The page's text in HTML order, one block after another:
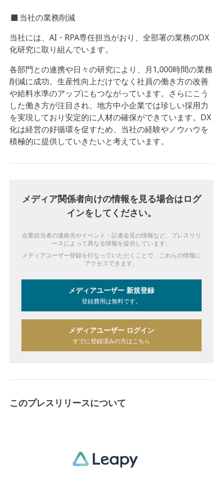
◼︎当社の業務削減
当社には、AI・RPA専任担当がおり、全部署の業務のDX
化研究に取り組んでいます。
各部門との連携や日々の研究により、月1,000時間の業務
削減に成功。生産性向上だけでなく社員の働き方の改善
や給料水準のアップにもつながっています。さらにこう
した働き方が注目され、地方中小企業では珍しい採用力
を実現しており安定的に人材の確保ができています。DX
化は経営の好循環を促すため、当社の経験やノウハウを
積極的に提供していきたいと考えています。
メディア関係者向けの情報を見る場合はログ
インをしてください。
企業担当者の連絡先やイベント・記者会見の情報など、プレスリリ
ースによって異なる情報を提供しています。
メディアユーザー登録を行なっていただくことで、これらの情報に
アクセスできます。
メディアユーザー 新規登録
登録費用は無料です。
メディアユーザー ログイン
すでに登録済みの方はこちら
このプレスリリースについて